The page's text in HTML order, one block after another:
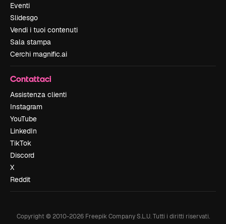
Eventi
Slidesgo
Vendi i tuoi contenuti
Sala stampa
Cerchi magnific.ai
Contattaci
Assistenza clienti
Instagram
YouTube
LinkedIn
TikTok
Discord
X
Reddit
Copyright © 2010-2026Freepik Company S.L.U. Tutti i diritti riservati.